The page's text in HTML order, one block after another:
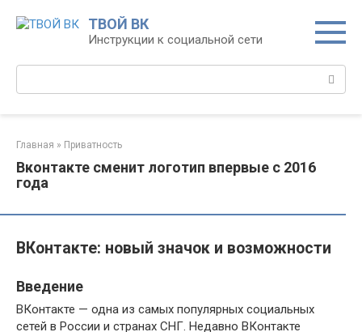
ТВОЙ ВК
Инструкции к социальной сети
Главная » Приватность
Вконтакте сменит логотип впервые с 2016
года
ВКонтакте: новый значок и возможности
Введение
ВКонтакте — одна из самых популярных социальных
сетей в России и странах СНГ. Недавно ВКонтакте